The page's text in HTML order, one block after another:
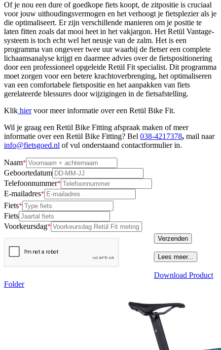
Of je nou een dure of goedkope fiets koopt, de zitpositie is cruciaal
voor jouw uithoudingsvermogen en het verhoogt je fietsplezier als je
die optimaliseert. Er zijn verschillende manieren om je positie te
laten fitten zoals dat mooi heet in het vakjargon. Het Retül Vantage-
systeem is toch echt wel het neusje van de zalm. Het is een
programma van ongeveer twee uur waarbij de fietser een complete
lichaamsanalyse krijgt en daarmee advies over de fietspositionering
door een professioneel opgeleide Retül Fit specialist. Dit programma
moet zorgen voor een betere krachtoverbrenging, het optimaliseren
van een comfortabele fietspositie en het aanpakken van fiets
gerelateerde blessures door wijzigingen in de fietsafstelling.
Klik hiervoor meer informatie over een Retül Bike Fit.
Wil je graag een Retül Bike Fitting afspraak maken of meer
informatie over een Retül Bike Fitting? Bel 038-4217378, mail naar
info@fietsgoed.nl of vul onderstaand contactformulier in.
Naam
Geboortedatum
Telefoonnummer
E-mailadres
Fiets
Fiets
Voorkeursdag
Verzenden
Lees meer...
Download Product
Folder